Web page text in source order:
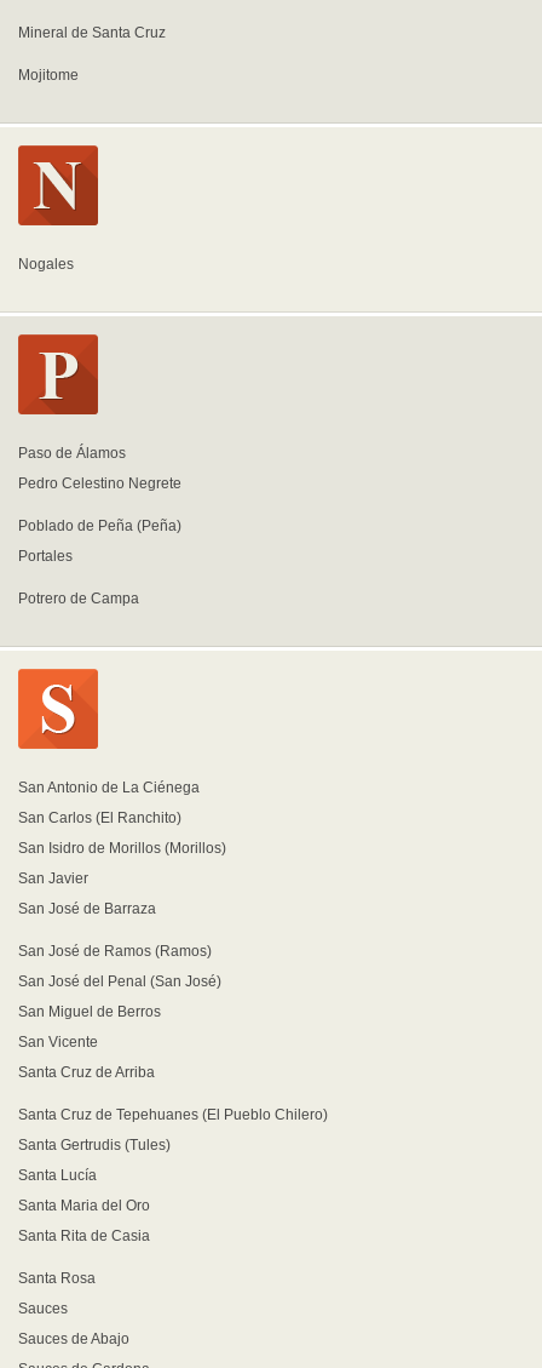
Mineral de Santa Cruz
Mojitome
Nogales
Paso de Álamos
Pedro Celestino Negrete
Poblado de Peña (Peña)
Portales
Potrero de Campa
San Antonio de La Ciénega
San Carlos (El Ranchito)
San Isidro de Morillos (Morillos)
San Javier
San José de Barraza
San José de Ramos (Ramos)
San José del Penal (San José)
San Miguel de Berros
San Vicente
Santa Cruz de Arriba
Santa Cruz de Tepehuanes (El Pueblo Chilero)
Santa Gertrudis (Tules)
Santa Lucía
Santa Maria del Oro
Santa Rita de Casia
Santa Rosa
Sauces
Sauces de Abajo